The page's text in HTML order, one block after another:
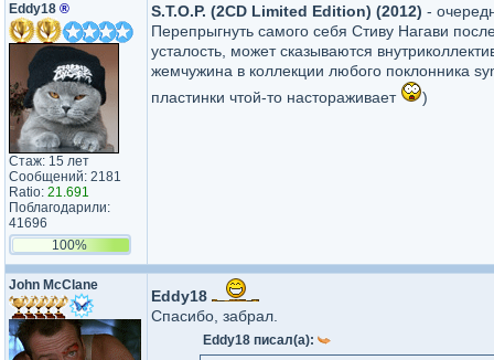
Eddy18 ®
Стаж: 15 лет
Сообщений: 2181
Ratio: 21.691
Поблагодарили:
41696
100%
S.T.O.P. (2CD Limited Edition) (2012) -
Перепрыгнуть самого себя Стиву Нагави
усталость, может сказываются
жемчужина в коллекции любого поклонника
пластинки чтой-то настораживает
)
John McClane
Eddy18
Спасибо, забрал.
Eddy18 писал(а):